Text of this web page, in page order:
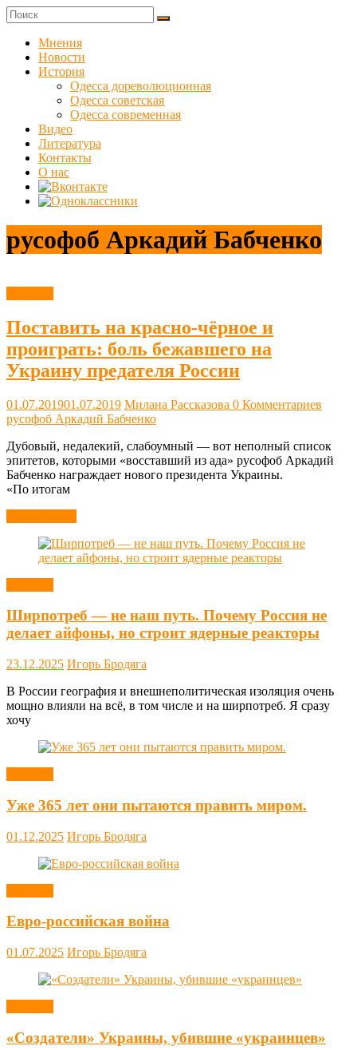
Skip
to
content
Куликовец
Сайт
одесского
сопротивления
Мнения
Новости
История
Одесса дореволюционная
Одесса советская
Одесса современная
Видео
Литература
Контакты
О нас
русофоб Аркадий Бабченко
Поставить на красно-чёрное и
проиграть: боль бежавшего на
Украину предателя России
01.07.201901.07.2019 Милана Рассказова 0 Комментариев
русофоб Аркадий Бабченко
Дубовый, недалекий, слабоумный — вот неполный список
эпитетов, которыми «восставший из ада» русофоб Аркадий
Бабченко награждает нового президента Украины.
«По итогам
Ширпотреб — не наш путь. Почему Россия не
делает айфоны, но строит ядерные реакторы
23.12.2025 Игорь Бродяга
В России география и внешнеполитическая изоляция очень
мощно влияли на всё, в том числе и на ширпотреб. Я сразу
хочу
Уже 365 лет они пытаются править миром.
01.12.2025 Игорь Бродяга
Евро-российская война
01.07.2025 Игорь Бродяга
«Создатели» Украины, убившие «украинцев»